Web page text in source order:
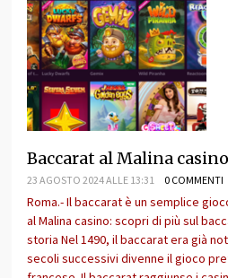
Baccarat al Malina casino
23 AGOSTO 2024 ALLE 13:31 0 COMMENTI
Roma.- Il baccarat è un semplice
al Malina casino: scopri di più sul
storia Nel 1490, il baccarat era già
secoli successivi divenne il gioco